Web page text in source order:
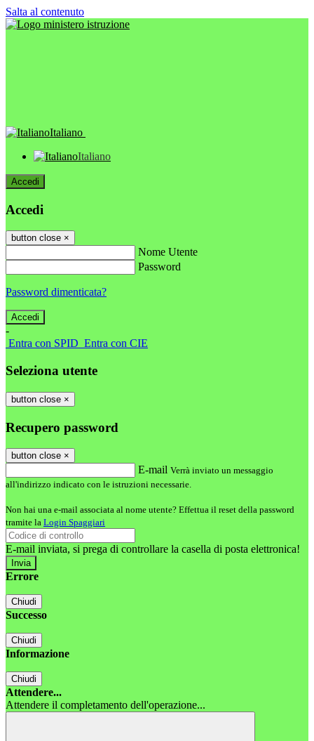
Salta al contenuto
Italiano
Italiano
Accedi
Accedi
button close ×
Nome Utente
Password
Password dimenticata?
-
Entra con SPID Entra con CIE
Seleziona utente
button close ×
Recupero password
button close ×
E-mail Verrà inviato un messaggio
all'indirizzo indicato con le istruzioni necessarie.
Non hai una e-mail associata al nome utente? Effettua il reset della password
tramite la Login Spaggiari
E-mail inviata, si prega di controllare la casella di posta elettronica!
Errore
Chiudi
Successo
Chiudi
Informazione
Chiudi
Attendere...
Attendere il completamento dell'operazione...